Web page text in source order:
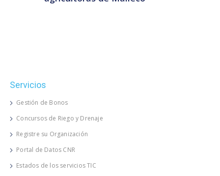
Servicios
Gestión de Bonos
Concursos de Riego y Drenaje
Registre su Organización
Portal de Datos CNR
Estados de los servicios TIC